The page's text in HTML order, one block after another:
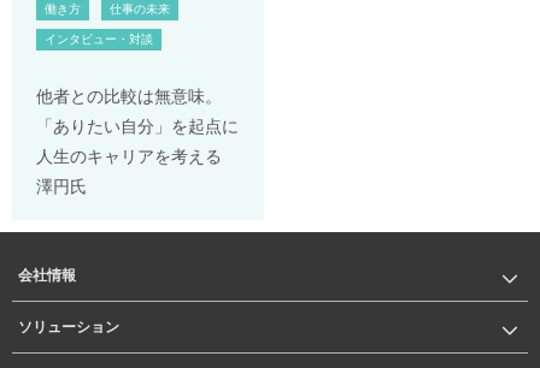
働き方 仕事の未来
インタビュー・対談
他者との比較は無意味。
「ありたい自分」を起点に
人生のキャリアを考える
澤円氏
会社情報
ソリューション